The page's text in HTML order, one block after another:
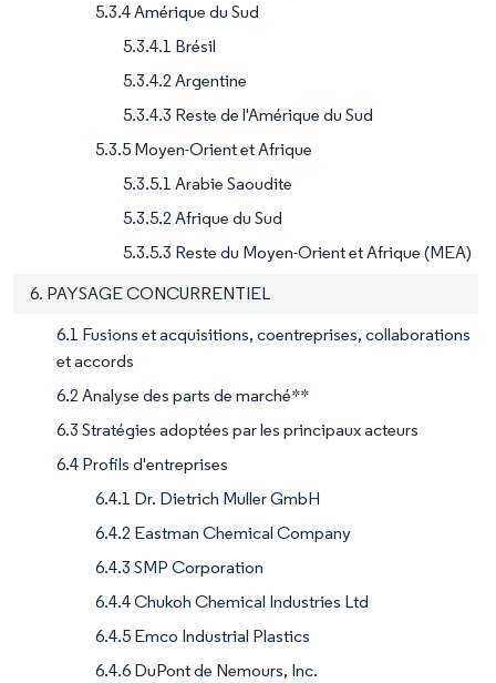
5.3.4 Amérique du Sud
5.3.4.1 Brésil
5.3.4.2 Argentine
5.3.4.3 Reste de l'Amérique du Sud
5.3.5 Moyen-Orient et Afrique
5.3.5.1 Arabie Saoudite
5.3.5.2 Afrique du Sud
5.3.5.3 Reste du Moyen-Orient et Afrique (MEA)
6. PAYSAGE CONCURRENTIEL
6.1 Fusions et acquisitions, coentreprises, collaborations
et accords
6.2 Analyse des parts de marché**
6.3 Stratégies adoptées par les principaux acteurs
6.4 Profils d'entreprises
6.4.1 Dr. Dietrich Muller GmbH
6.4.2 Eastman Chemical Company
6.4.3 SMP Corporation
6.4.4 Chukoh Chemical Industries Ltd
6.4.5 Emco Industrial Plastics
6.4.6 DuPont de Nemours, Inc.